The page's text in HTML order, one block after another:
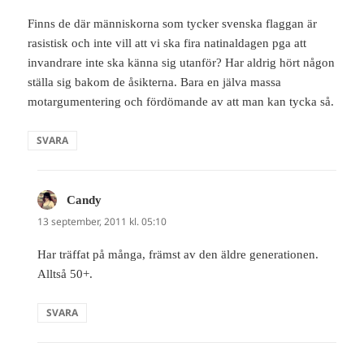
Finns de där människorna som tycker svenska flaggan är
rasistisk och inte vill att vi ska fira natinaldagen pga att
invandrare inte ska känna sig utanför? Har aldrig hört någon
ställa sig bakom de åsikterna. Bara en jälva massa
motargumentering och fördömande av att man kan tycka så.
SVARA
Candy
13 september, 2011 kl. 05:10
Har träffat på många, främst av den äldre generationen.
Alltså 50+.
SVARA